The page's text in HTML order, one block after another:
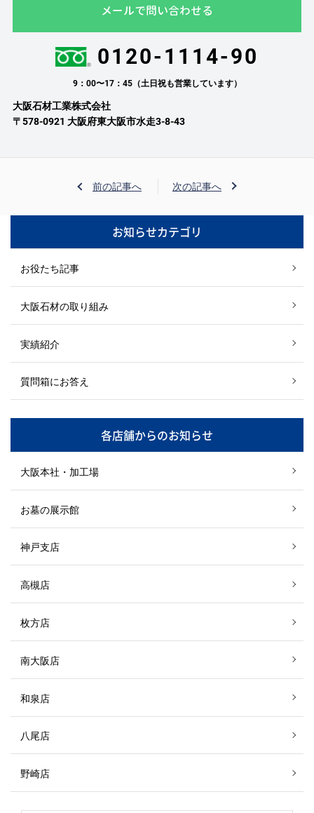
メールで問い合わせる
0120-1114-90
9：00〜17：45（土日祝も営業しています）
大阪石材工業株式会社
〒578-0921 大阪府東大阪市水走3-8-43
前の記事へ 次の記事へ
お知らせカテゴリ
お役たち記事
大阪石材の取り組み
実績紹介
質問箱にお答え
各店舗からのお知らせ
大阪本社・加工場
お墓の展示館
神戸支店
高槻店
枚方店
南大阪店
和泉店
八尾店
野崎店